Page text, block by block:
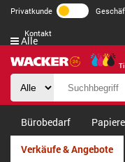
Privatkunde
Kontakt
Alle
Bürobedarf Papiere
Verkäufe & Angebote